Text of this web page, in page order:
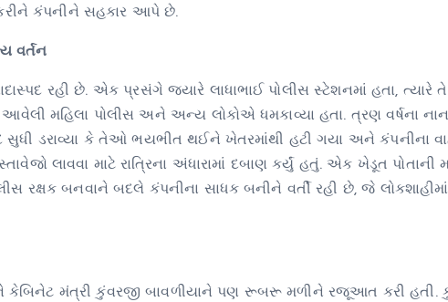
કંપનીને સહકાર આપે છે.
વર્તન
રહી છે. એક પ્રસંગે જ્યારે લાધાભાઈ પોલીસ સ્ટેશનમાં હતા, ત્યારે
મહિલા પોલીસ અને અન્ય લોકોએ ધમકાવ્યા હતા. ત્રણ વર્ષના
ડરાવ્યા કે તેઓ ભયભીત થઈને ખેતરમાંથી હટી ગયા અને કંપનીના
લાવવા માટે રાત્રિના અંધારામાં દબાણ કર્યું હતું. એક ખેડૂત પોતાની
બનવાને બદલે કંપનીના સાધક બનીને વર્તી રહી છે, જે
અને કેબિનેટ મંત્રી કુંવરજી બાવળીયાને પણ રૂબરૂ મળીને રજૂઆત કરી હતી.